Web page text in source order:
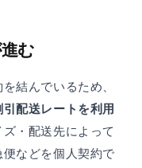
む
結んでいるため、
引配送レートを利用
・配送先によって
などを個人契約で